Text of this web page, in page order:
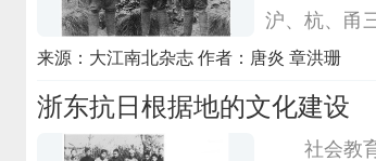
沪、杭、甬
后，处于日
来源：大江南北杂志 作者：唐炎 章洪珊
浙东抗日根据地的文化建设
社会教